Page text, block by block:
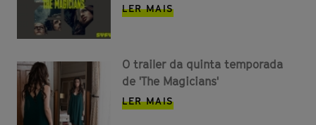
LER MAIS
O trailer da quinta temporada
de 'The Magicians'
LER MAIS